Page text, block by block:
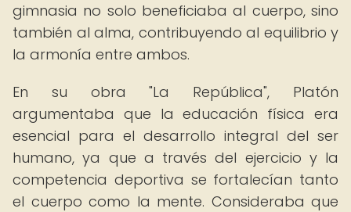
gimnasia no solo beneficiaba al cuerpo, sino
también al alma, contribuyendo al equilibrio y
la armonía entre ambos.
En su obra "La República", Platón
argumentaba que la educación física era
esencial para el desarrollo integral del ser
humano, ya que a través del ejercicio y la
competencia deportiva se fortalecían tanto
el cuerpo como la mente. Consideraba que